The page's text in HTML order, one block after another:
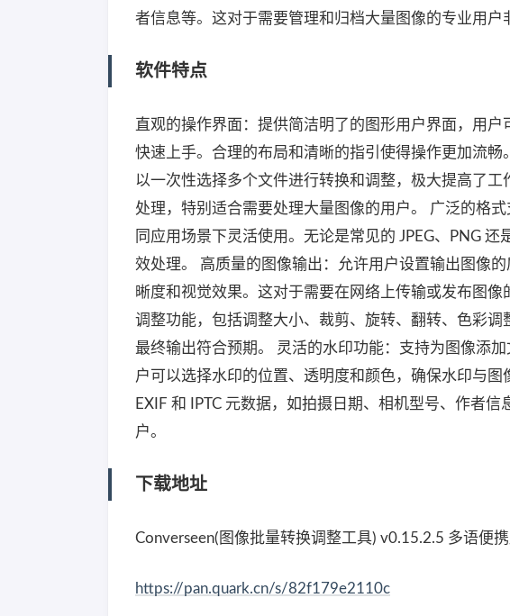
者信息等。这对于需要管理和归档大量图像的专业用户
软件特点
直观的操作界面：提供简洁明了的图形用户界面，用
快速上手。合理的布局和清晰的指引使得操作更加流
以一次性选择多个文件进行转换和调整，极大提高了
处理，特别适合需要处理大量图像的用户。 广泛的格
同应用场景下灵活使用。无论是常见的 JPEG、PNG
效处理。 高质量的图像输出：允许用户设置输出图像
晰度和视觉效果。这对于需要在网络上传输或发布图
调整功能，包括调整大小、裁剪、旋转、翻转、色彩
最终输出符合预期。 灵活的水印功能：支持为图像添
户可以选择水印的位置、透明度和颜色，确保水印与
EXIF 和 IPTC 元数据，如拍摄日期、相机型号、作者
户。
下载地址
Converseen(图像批量转换调整工具) v0.15.2.5 多语便
https://pan.quark.cn/s/82f179e2110c